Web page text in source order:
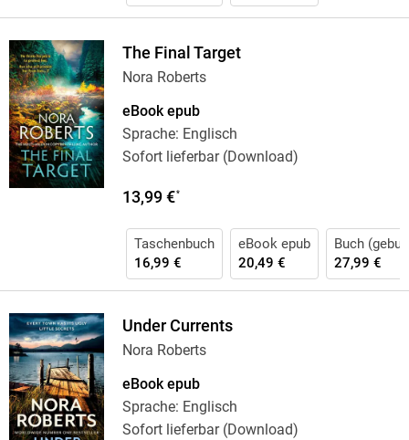
The Final Target
Nora Roberts
eBook epub
Sprache: Englisch
Sofort lieferbar (Download)
13,99 €*
Taschenbuch
16,99 €
eBook epub
20,49 €
Buch
27,99 €
Under Currents
Nora Roberts
eBook epub
Sprache: Englisch
Sofort lieferbar (Download)